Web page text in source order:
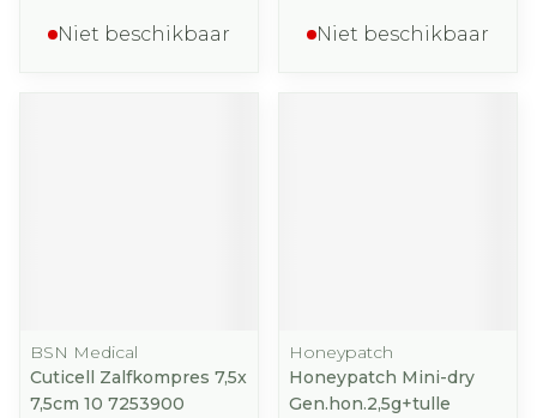
Niet beschikbaar Niet beschikbaar
BSN Medical
Cuticell Zalfkompres 7,5x
7,5cm 10 7253900
Honeypatch
Honeypatch Mini-dry
Gen.hon.2,5g+tulle